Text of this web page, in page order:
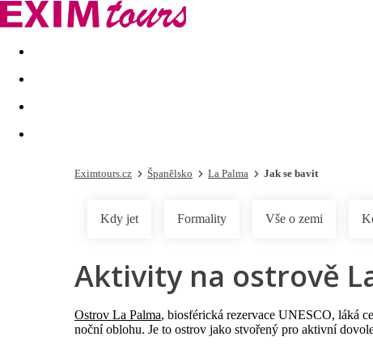
Akční nabídky Last minute
Eximtours.cz Španělsko La Palma Jak se bavit
Kdy jet Formality Vše o zemi
Aktivity na ostrově
Ostrov La Palma, biosférická rezervace UNESCO, láká
noční oblohu. Je to ostrov jako stvořený pro aktivní